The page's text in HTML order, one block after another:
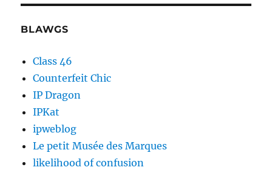
BLAWGS
Class 46
Counterfeit Chic
IP Dragon
IPKat
ipweblog
Le petit Musée des Marques
likelihood of confusion